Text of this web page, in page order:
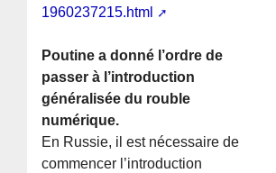
1960237215.html
Poutine a donné l’ordre de
passer à l’introduction
généralisée du rouble
numérique.
En Russie, il est nécessaire de
commencer l’introduction